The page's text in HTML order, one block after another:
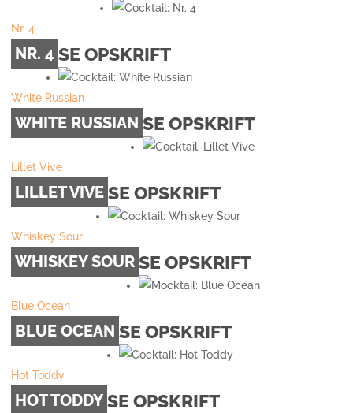
Nr. 4
NR. 4 SE OPSKRIFT
White Russian
WHITE RUSSIAN SE OPSKRIFT
Lillet Vive
LILLET VIVE SE OPSKRIFT
Whiskey Sour
WHISKEY SOUR SE OPSKRIFT
Blue Ocean
BLUE OCEAN SE OPSKRIFT
Hot Toddy
HOT TODDY SE OPSKRIFT